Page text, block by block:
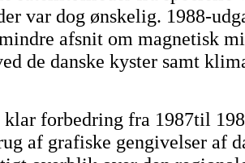
var dog ønskelig. 1988-
afsnit om magnetisk
de danske kyster samt
klar forbedring fra 1987til
af grafiske gengivelser af